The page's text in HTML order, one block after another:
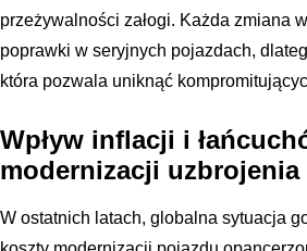
przeżywalności załogi. Każda zmiana
poprawki w seryjnych pojazdach,
która pozwala uniknąć
Wpływ inflacji i
modernizacji uzbrojenia
W ostatnich latach, globalna sytuacja